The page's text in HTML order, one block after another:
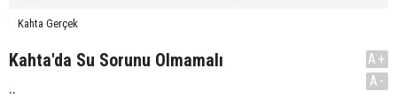
Kahta Gerçek
Kahta'da Su Sorunu Olmamalı
..
A+
A-